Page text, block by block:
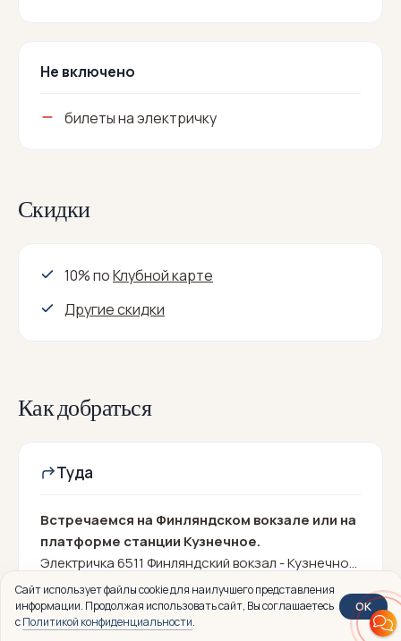
Не включено
билеты на электричку
Скидки
10% поКлубной карте
Другие скидки
Как добраться
Туда
Встречаемся на Финляндском вокзале или на
платформе станции Кузнечное.
Электричка 6511 Финляндский вокзал - Кузнечное
07:27 —10:27.
Показать целиком
Сайт использует файлы cookie для наилучшего представления
информации. Продолжая использовать сайт, Вы соглашаетесь
сПолитикой конфиденциальности.
OK